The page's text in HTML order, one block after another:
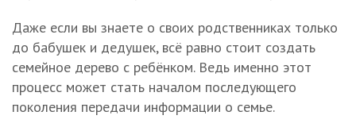
Даже если вы знаете о своих родственниках только
до бабушек и дедушек, всё равно стоит создать
семейное дерево с ребёнком. Ведь именно этот
процесс может стать началом последующего
поколения передачи информации о семье.